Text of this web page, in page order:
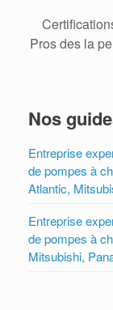
Pros des la
Nos
Entreprise
de pompes à
Atlantic,
Entreprise
de pompes à
Mitsubishi,